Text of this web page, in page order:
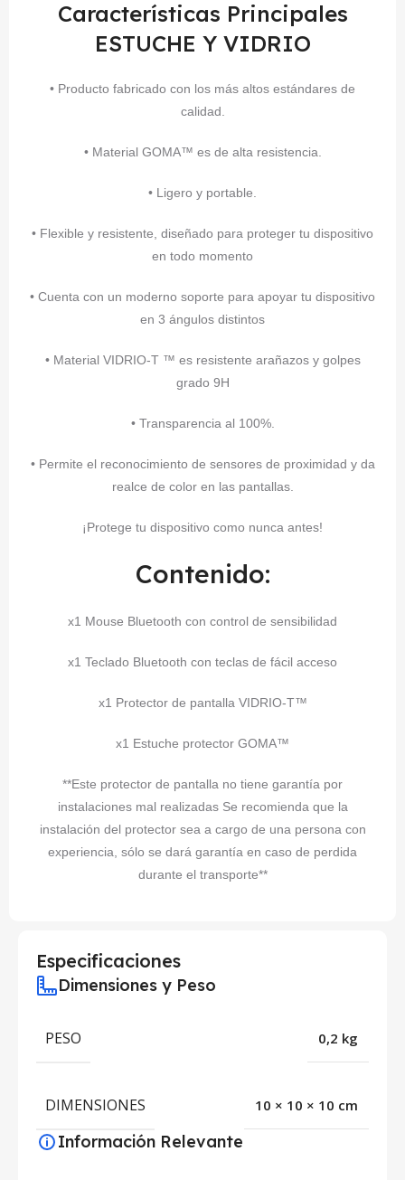
Características Principales
ESTUCHE Y VIDRIO
• Producto fabricado con los más altos estándares de
calidad.
• Material GOMA™ es de alta resistencia.
• Ligero y portable.
• Flexible y resistente, diseñado para proteger tu dispositivo
en todo momento
• Cuenta con un moderno soporte para apoyar tu dispositivo
en 3 ángulos distintos
• Material VIDRIO-T ™ es resistente arañazos y golpes
grado 9H
• Transparencia al 100%.
• Permite el reconocimiento de sensores de proximidad y da
realce de color en las pantallas.
¡Protege tu dispositivo como nunca antes!
Contenido:
x1 Mouse Bluetooth con control de sensibilidad
x1 Teclado Bluetooth con teclas de fácil acceso
x1 Protector de pantalla VIDRIO-T™
x1 Estuche protector GOMA™
**Este protector de pantalla no tiene garantía por
instalaciones mal realizadas Se recomienda que la
instalación del protector sea a cargo de una persona con
experiencia, sólo se dará garantía en caso de perdida
durante el transporte**
Especificaciones
Dimensiones y Peso
PESO 0,2 kg
DIMENSIONES 10 × 10 × 10 cm
Información Relevante